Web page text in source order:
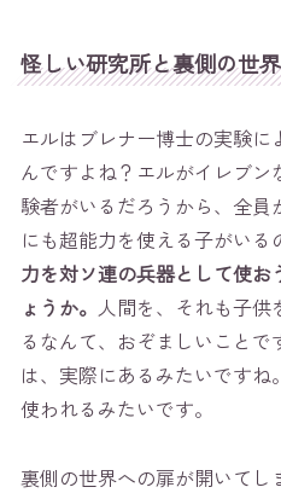
怪しい研究所と裏側の世界
エルはブレナー博士の実験
んですよね？エルがイレブン
験者がいるだろうから、全
にも超能力を使える子がいる
力を対ソ連の兵器として使
ょうか。 人間を、それも子供
るなんて、おぞましいこと
は、実際にあるみたいです
使われるみたいです。
裏側の世界への扉が開いてし